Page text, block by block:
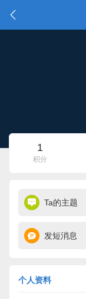
1
积分
Ta的主题
发短消息
个人资料